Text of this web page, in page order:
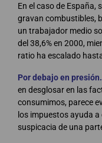
En el caso de España,
gravan combustibles,
un trabajador medio
del 38,6% en 2000,
ratio ha escalado
Por debajo en presión.
en desglosar en las
consumimos, parece
los impuestos ayuda
suspicacia de una